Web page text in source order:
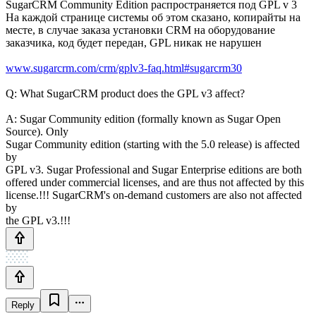
SugarCRM Community Edition распространяется под GPL v 3
На каждой странице системы об этом сказано, копирайты на
месте, в случае заказа установки CRM на оборудование
заказчика, код будет передан, GPL никак не нарушен
www.sugarcrm.com/crm/gplv3-faq.html#sugarcrm30
Q: What SugarCRM product does the GPL v3 affect?
A: Sugar Community edition (formally known as Sugar Open
Source). Only
Sugar Community edition (starting with the 5.0 release) is affected
by
GPL v3. Sugar Professional and Sugar Enterprise editions are both
offered under commercial licenses, and are thus not affected by this
license.!!! SugarCRM's on-demand customers are also not affected
by
the GPL v3.!!!
Reply